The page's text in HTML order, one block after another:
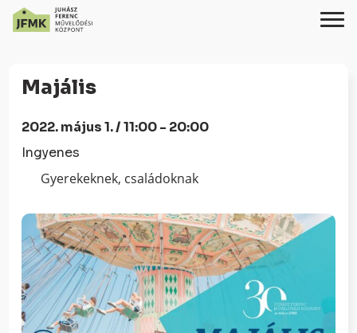
Content
navigációhoz
Majális
2022. május 1. / 11:00 - 20:00
Ingyenes
Gyerekeknek, családoknak